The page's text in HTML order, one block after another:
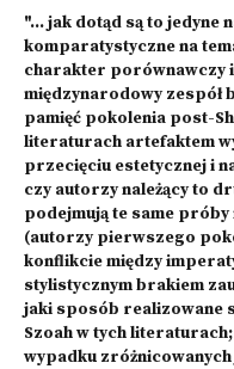
"... jak dotąd są to jedyne
komparatystyczne na
charakter porównawczy i
międzynarodowy zespół
pamięć pokolenia post-
literaturach artefaktem
przecięciu estetycznej i
czy autorzy należący to
podejmują te same
(autorzy pierwszego
konflikcie między
stylistycznym brakiem
jaki sposób realizowane
Szoah w tych
wypadku